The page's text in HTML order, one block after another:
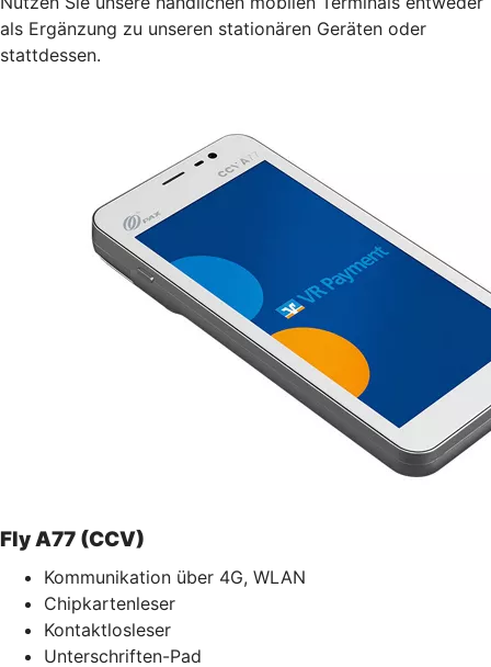
als Ergänzung zu unseren stationären Geräten oder
stattdessen.
Fly A77 (CCV)
Kommunikation über 4G, WLAN
Chipkartenleser
Kontaktlosleser
Unterschriften-Pad